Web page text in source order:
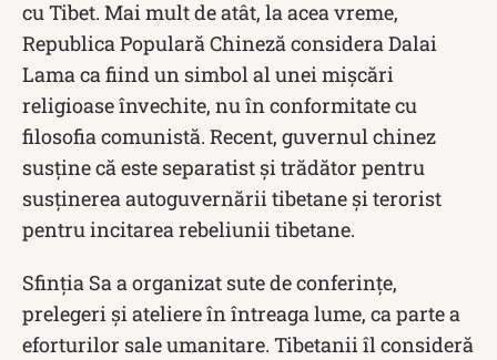
cu Tibet. Mai mult de atât, la acea vreme,
Republica Populară Chineză considera Dalai
Lama ca fiind un simbol al unei mișcări
religioase învechite, nu în conformitate cu
filosofia comunistă. Recent, guvernul chinez
susține că este separatist și trădător pentru
susținerea autoguvernării tibetane și terorist
pentru incitarea rebeliunii tibetane.
Sfinția Sa a organizat sute de conferințe,
prelegeri și ateliere în întreaga lume, ca parte a
eforturilor sale umanitare. Tibetanii îl consideră